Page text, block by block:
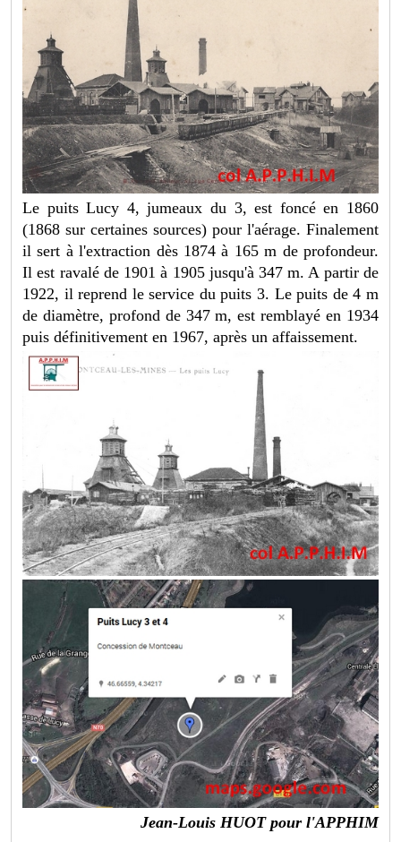
Le puits Lucy 4, jumeaux du 3, est foncé en 1860
(1868 sur certaines sources) pour l'aérage. Finalement
il sert à l'extraction dès 1874 à 165 m de profondeur.
Il est ravalé de 1901 à 1905 jusqu'à 347 m. A partir de
1922, il reprend le service du puits 3. Le puits de 4 m
de diamètre, profond de 347 m, est remblayé en 1934
puis définitivement en 1967, après un affaissement.
Jean-Louis HUOT pour l'APPHIM